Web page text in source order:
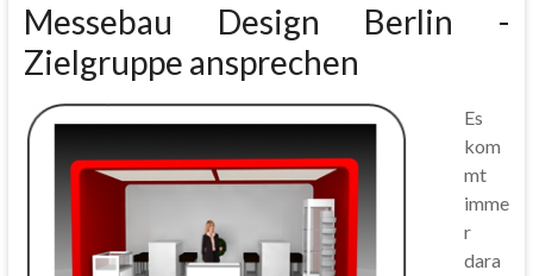
Messebau Design Berlin -
Zielgruppe ansprechen
Es
kom
mt
imme
r
dara